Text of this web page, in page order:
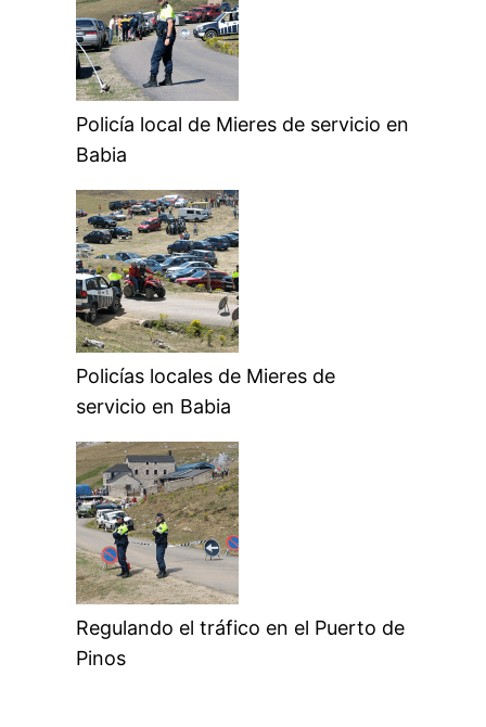
Policía local de Mieres de servicio en
Babia
Policías locales de Mieres de
servicio en Babia
Regulando el tráfico en el Puerto de
Pinos